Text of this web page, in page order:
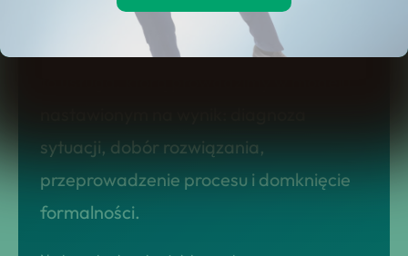
upadłość konsumencka w ruda slaska:
sprawdź naszą ofertę dla mieszkańców!
sytuacji, dobór rozwiązania,
przeprowadzenie procesu i domknięcie
formalności.